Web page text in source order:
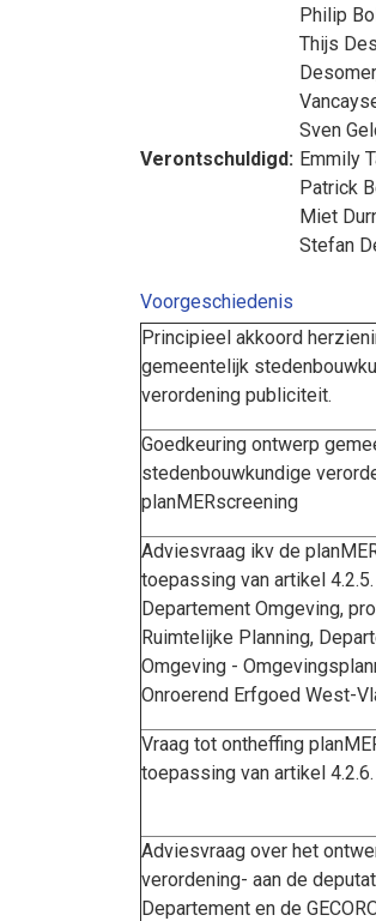
Philip
Thijs
Desomer
Sven
Verontschuldigd: Emmily
Patrick
Miet
Stefan
Voorgeschiedenis
Principieel akkoord
gemeentelijk
verordening publiciteit.
Goedkeuring ontwerp
stedenbouwkundige
planMERscreening
Adviesvraag ikv de
toepassing van artikel
Departement Omgeving,
Ruimtelijke Planning,
Omgeving -
Onroerend Erfgoed West-
Vraag tot ontheffing
toepassing van artikel
Adviesvraag over het
verordening- aan de
Departement en de